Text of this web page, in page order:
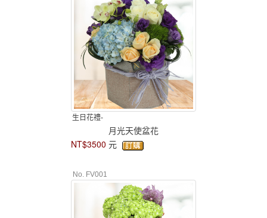
生日花禮-
月光天使盆花
NT$3500 元
No. FV001